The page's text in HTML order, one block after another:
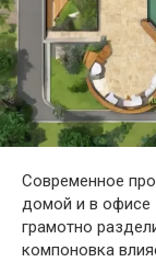
Современное
домой и в офисе
грамотно
компоновка